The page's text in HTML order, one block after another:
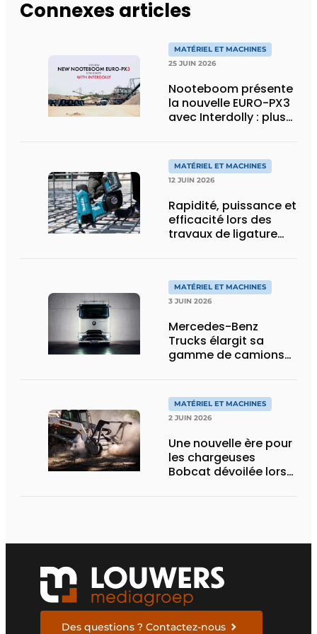
Connexes articles
MATÉRIEL ET MACHINES
25 JUIN 2026
Nooteboom présente
la nouvelle EURO-PX3
avec Interdolly : plus
transport spécial
MATÉRIEL ET MACHINES
12 JUIN 2026
Rapidité, puissance et
efficacité lors des
travaux de ligature
MATÉRIEL ET MACHINES
3 JUIN 2026
Mercedes-Benz
Trucks élargit sa
gamme de camions
eActros Lowliner
MATÉRIEL ET MACHINES
2 JUIN 2026
Une nouvelle ère pour
les chargeuses
Bobcat dévoilée lors
Des questions ? Contactez-nous